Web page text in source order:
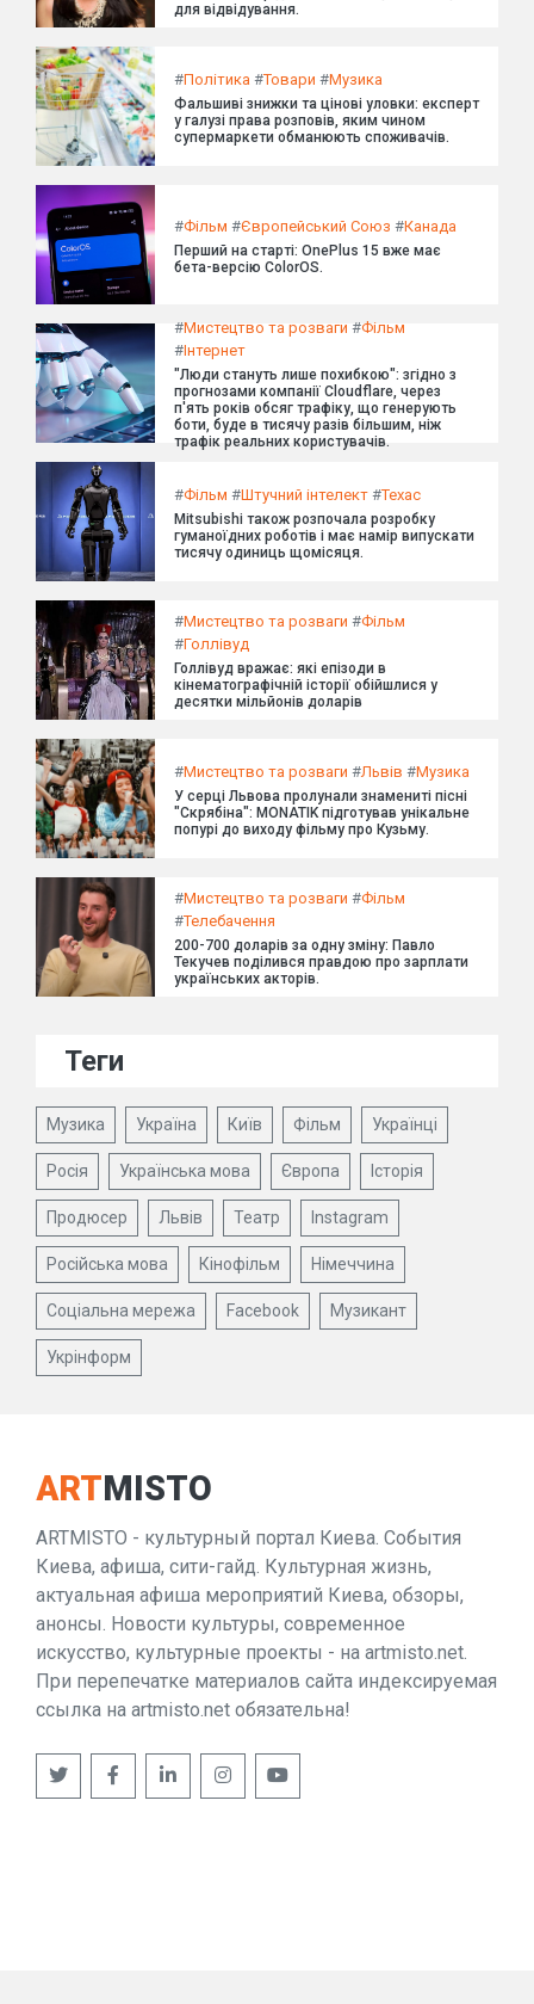
для відвідування.
#Політика #Товари #Музика
Фальшиві знижки та цінові уловки: експерт
у галузі права розповів, яким чином
супермаркети обманюють споживачів.
#Фільм #Європейський Союз #Канада
Перший на старті: OnePlus 15 вже має
бета-версію ColorOS.
#Мистецтво та розваги #Фільм
#Інтернет
"Люди стануть лише похибкою": згідно з
прогнозами компанії Cloudflare, через
п'ять років обсяг трафіку, що генерують
боти, буде в тисячу разів більшим, ніж
трафік реальних користувачів.
#Фільм #Штучний інтелект #Техас
Mitsubishi також розпочала розробку
гуманоїдних роботів і має намір випускати
тисячу одиниць щомісяця.
#Мистецтво та розваги #Фільм
#Голлівуд
Голлівуд вражає: які епізоди в
кінематографічній історії обійшлися у
десятки мільйонів доларів
#Мистецтво та розваги #Львів #Музика
У серці Львова пролунали знамениті пісні
"Скрябіна": MONATIK підготував унікальне
попурі до виходу фільму про Кузьму.
#Мистецтво та розваги #Фільм
#Телебачення
200-700 доларів за одну зміну: Павло
Текучев поділився правдою про зарплати
українських акторів.
Теги
Музика Україна Київ Фільм Українці
Росія Українська мова Європа Історія
Продюсер Львів Театр Instagram
Російська мова Кінофільм Німеччина
Соціальна мережа Facebook Музикант
Укрінформ
ARTMISTO
ARTMISTO - культурный портал Киева. События
Киева, афиша, сити-гайд. Культурная жизнь,
актуальная афиша мероприятий Киева, обзоры,
анонсы. Новости культуры, современное
искусство, культурные проекты - на artmisto.net.
При перепечатке материалов сайта индексируемая
ссылка на artmisto.net обязательна!